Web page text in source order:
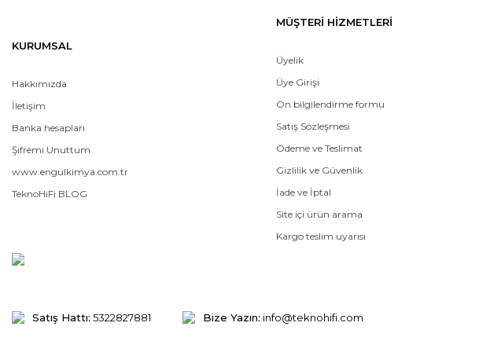
KURUMSAL
Hakkımızda
İletişim
Banka hesapları
Şifremi Unuttum
www.engulkimya.com.tr
TeknoHiFi BLOG
MÜŞTERİ HİZMETLERİ
Üyelik
Üye Girişi
Ön bilgilendirme formu
Satış Sözleşmesi
Ödeme ve Teslimat
Gizlilik ve Güvenlik
İade ve İptal
Site içi ürün arama
Kargo teslim uyarısı
Satış Hattı: 5322827881 Bize Yazın: info@teknohifi.com